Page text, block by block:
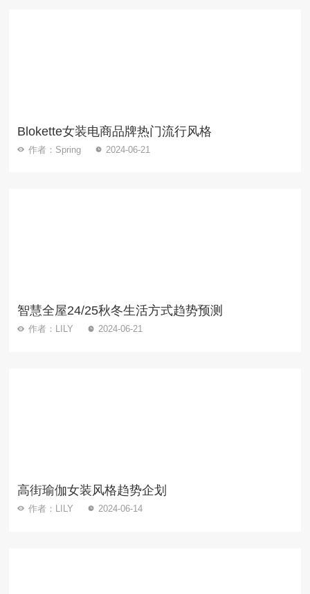
Blokette女装电商品牌热门流行风格
作者：Spring 2024-06-21
智慧全屋24/25秋冬生活方式趋势预测
作者：LILY 2024-06-21
高街瑜伽女装风格趋势企划
作者：LILY 2024-06-14